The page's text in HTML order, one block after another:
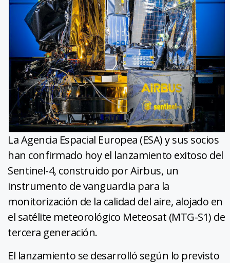
La Agencia Espacial Europea (ESA) y sus socios
han confirmado hoy el lanzamiento exitoso del
Sentinel-4, construido por Airbus, un
instrumento de vanguardia para la
monitorización de la calidad del aire, alojado en
el satélite meteorológico Meteosat (MTG-S1) de
tercera generación.
El lanzamiento se desarrolló según lo previsto